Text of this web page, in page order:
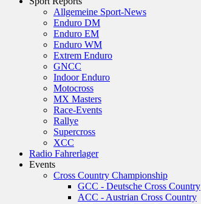
Allgemeine Sport-News
Enduro DM
Enduro EM
Enduro WM
Extrem Enduro
GNCC
Indoor Enduro
Motocross
MX Masters
Race-Events
Rallye
Supercross
XCC
Radio Fahrerlager
Events
Cross Country Championship
GCC - Deutsche Cross Country
ACC - Austrian Cross Country